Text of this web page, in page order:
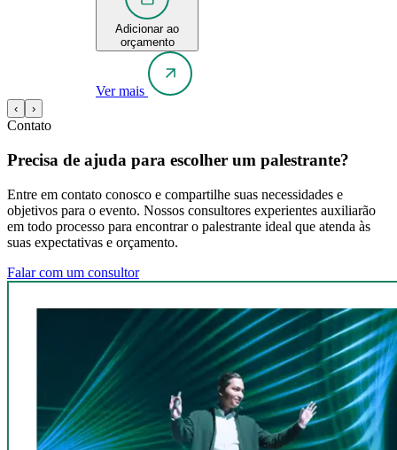
Adicionar ao
orçamento
Ver mais
‹ ›
Contato
Precisa de ajuda para escolher um palestrante?
Entre em contato conosco e compartilhe suas necessidades e
objetivos para o evento. Nossos consultores experientes auxiliarão
em todo processo para encontrar o palestrante ideal que atenda às
suas expectativas e orçamento.
Falar com um consultor